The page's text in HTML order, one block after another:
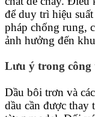
để duy trì hiệu
pháp chống rung,
ảnh hưởng đến
Lưu ý trong công
Dầu bôi trơn và
dầu cần được